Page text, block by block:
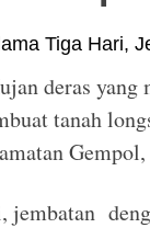
deras yang
tanah
jembatan